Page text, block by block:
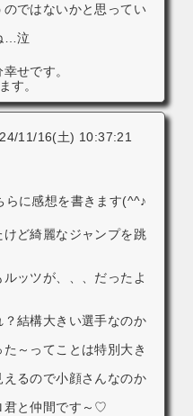
ではないかと思ってい
…泣
せです。
す。
11/16(土) 10:37:21
らに感想を書きます(^^♪
ど綺麗なジャンプを跳
ッツが、、、だったよ
結構大きい選手なのか
～ってことは特別大き
るので小顔さんなのか
君と仲間です～♡